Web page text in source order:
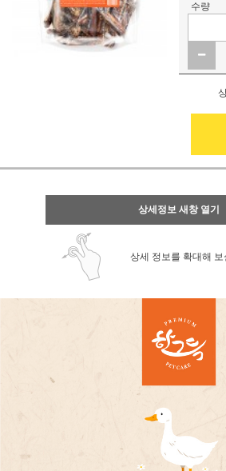
수량
상세정보 새창 열기
상세 정보를 확대해